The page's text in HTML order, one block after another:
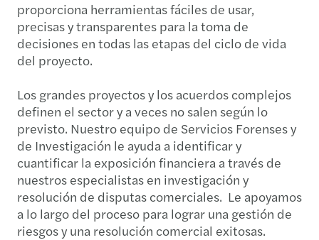
proporciona herramientas fáciles de usar,
precisas y transparentes para la toma de
decisiones en todas las etapas del ciclo de vida
del proyecto.
Los grandes proyectos y los acuerdos complejos
definen el sector y a veces no salen según lo
previsto. Nuestro equipo de Servicios Forenses y
de Investigación le ayuda a identificar y
cuantificar la exposición financiera a través de
nuestros especialistas en investigación y
resolución de disputas comerciales. Le apoyamos
a lo largo del proceso para lograr una gestión de
riesgos y una resolución comercial exitosas.